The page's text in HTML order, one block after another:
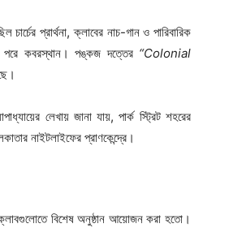
প্রার্থনা, ক্লাবের নাচ-গান ও পারিবারিক
কবরস্থান। পঙ্কজ দত্তের “Colonial
লেখায় জানা যায়, পার্ক স্ট্রিট শহরের
নাইটলাইফের প্রাণকেন্দ্রে।
ক্লাবগুলোতে বিশেষ অনুষ্ঠান আয়োজন করা হতো।